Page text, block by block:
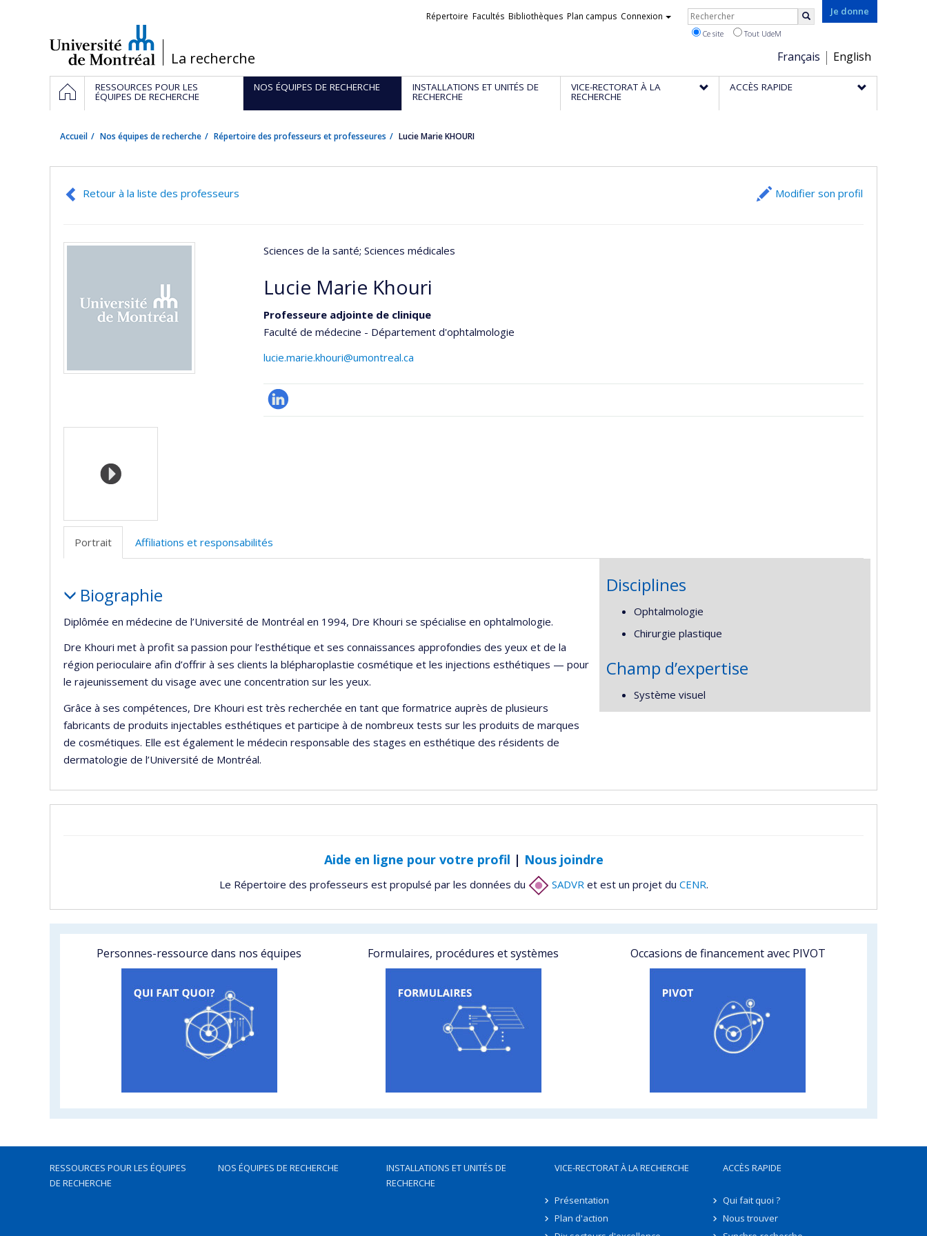
/La recherche
Je donne
Choix
de
la
Français English
Liens
Répertoire Facultés Bibliothèques Plan campus Connexion Rechercher
Ce site Tout UdeM
Navigation
principale
ACCUEILRESSOURCES POUR LES
ÉQUIPES DE RECHERCHE
NOS ÉQUIPES DE RECHERCHE INSTALLATIONS ET UNITÉS DE
RECHERCHE
VICE-RECTORAT À LA
RECHERCHE
ACCÈS RAPIDE
Accueil Nos équipes de recherche Répertoire des professeurs et professeures Lucie Marie KHOURI
Retour à la liste des professeurs Modifier son profil
Sciences de la santé; Sciences médicales
Lucie Marie Khouri
Professeure adjointe de clinique
Faculté de médecine - Département d'ophtalmologie
lucie.marie.khouri@umontreal.ca
LinkedIn
Médias
Portrait Affiliations et responsabilités
Biographie
Diplômée en médecine de l’Université de Montréal en 1994, Dre Khouri se spécialise en ophtalmologie.
Dre Khouri met à profit sa passion pour l’esthétique et ses connaissances approfondies des yeux et de la
région perioculaire afin d’offrir à ses clients la blépharoplastie cosmétique et les injections esthétiques — pour
le rajeunissement du visage avec une concentration sur les yeux.
Grâce à ses compétences, Dre Khouri est très recherchée en tant que formatrice auprès de plusieurs
fabricants de produits injectables esthétiques et participe à de nombreux tests sur les produits de marques
de cosmétiques. Elle est également le médecin responsable des stages en esthétique des résidents de
dermatologie de l’Université de Montréal.
Disciplines
Ophtalmologie
Chirurgie plastique
Champ d’expertise
Système visuel
Aide en ligne pour votre profil | Nous joindre
Le Répertoire des professeurs est propulsé par les données du SADVRet est un projet du CENR.
Personnes-ressource dans nos équipes Formulaires, procédures et systèmes Occasions de financement avec PIVOT
RESSOURCES POUR LES ÉQUIPES
DE RECHERCHE
NOS ÉQUIPES DE RECHERCHE
INSTALLATIONS ET UNITÉS DE
RECHERCHE
VICE-RECTORAT À LA RECHERCHE
Présentation
Plan d'action
ACCÈS RAPIDE
Qui fait quoi ?
Nous trouver